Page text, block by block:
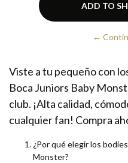
←
Viste a tu pequeño con
Boca Juniors Baby
club. ¡Alta calidad,
cualquier fan! Compra
¿Por qué elegir los
Monster?